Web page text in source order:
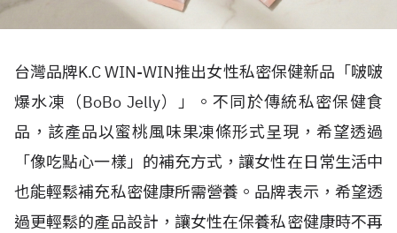
台灣品牌K.C WIN-WIN推出女性私密保健新品「啵啵
爆水凍（BoBo Jelly）」。不同於傳統私密保健食
品，該產品以蜜桃風味果凍條形式呈現，希望透過
「像吃點心一樣」的補充方式，讓女性在日常生活中
也能輕鬆補充私密健康所需營養。品牌表示，希望透
過更輕鬆的產品設計，讓女性在保養私密健康時不再